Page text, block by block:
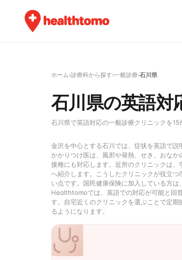
ホーム›診療科から探す›一般診療›石川県
石川県の英語対
石川県で英語対応の一般診療クリニックを15
金沢を中心とする石川では、症状を英語で説
かかりつけ医は、風邪や発熱、せき、おな
接種にも対応します。近所のクリニックは
へ紹介します。こうしたクリニックが役立
い点です。国民健康保険に加入している方
Healthtomoでは、英語での対応が可能と回
す。自宅近くのクリニックを選ぶことで定
るようになります。